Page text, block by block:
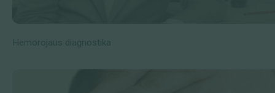
Hemorojaus diagnostika